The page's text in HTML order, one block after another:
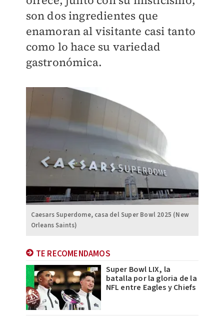
son dos ingredientes que
enamoran al visitante casi tanto
como lo hace su variedad
gastronómica.
Caesars Superdome, casa del Super Bowl 2025 (New
Orleans Saints)
TE RECOMENDAMOS
Super Bowl LIX, la
batalla por la gloria de la
NFL entre Eagles y Chiefs